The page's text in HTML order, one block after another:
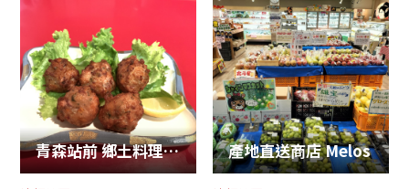
青森站前 鄉土料理店 鱒之介 產地直送商店 Melos